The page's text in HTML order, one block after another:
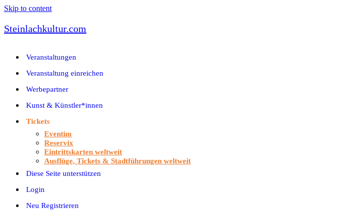
Skip to content
Steinlachkultur.com
Veranstaltungen
Veranstaltung einreichen
Werbepartner
Kunst & Künstler*innen
Tickets
Eventim
Reservix
Eintrittskarten weltweit
Ausflüge, Tickets & Stadtführungen weltweit
Diese Seite unterstützen
Login
Neu Registrieren